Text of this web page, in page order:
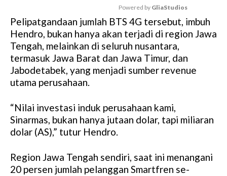
M
u
t
e
Powered by GliaStudios
Pelipatgandaan jumlah BTS 4G tersebut, imbuh
Hendro, bukan hanya akan terjadi di region Jawa
Tengah, melainkan di seluruh nusantara,
termasuk Jawa Barat dan Jawa Timur, dan
Jabodetabek, yang menjadi sumber revenue
utama perusahaan.
“Nilai investasi induk perusahaan kami,
Sinarmas, bukan hanya jutaan dolar, tapi miliaran
dolar (AS),” tutur Hendro.
Region Jawa Tengah sendiri, saat ini menangani
20 persen jumlah pelanggan Smartfren se-